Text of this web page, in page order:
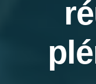
Coup de cœur